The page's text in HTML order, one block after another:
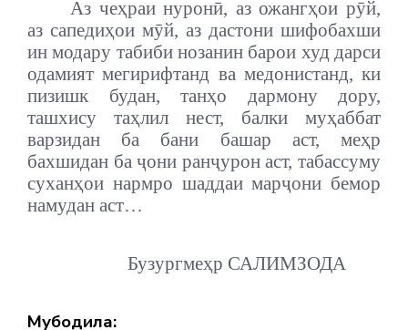
Аз чеҳраи нуронӣ, аз ожангҳои рӯй,
аз сапедиҳои мӯй, аз дастони шифобахши
ин модару табиби нозанин барои худ дарси
одамият мегирифтанд ва медонистанд, ки
пизишк будан, танҳо дармону дору,
ташхису таҳлил нест, балки муҳаббат
варзидан ба бани башар аст, меҳр
бахшидан ба ҷони ранҷурон аст, табассуму
суханҳои нармро шаддаи марҷони бемор
намудан аст…
Бузургмеҳр САЛИМЗОДА
Мубодила: